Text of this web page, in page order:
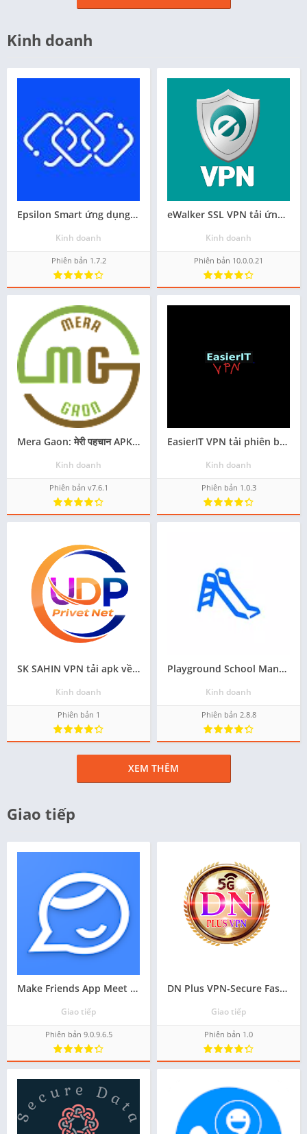
Kinh doanh
Epsilon Smart ứng dụng hay cho android - Tải về
Kinh doanh
Phiên bản 1.7.2
eWalker SSL VPN tải ứng dụng trên android
Kinh doanh
Phiên bản 10.0.0.21
Mera Gaon: मेरी पहचान APK cho Android - Tải về
Kinh doanh
Phiên bản v7.6.1
EasierIT VPN tải phiên bản android mới nhất
Kinh doanh
Phiên bản 1.0.3
SK SAHIN VPN tải apk về điện thoại
Kinh doanh
Phiên bản 1
Playground School Management ứng dụng apk cho android - Tải về
Kinh doanh
Phiên bản 2.8.8
XEM THÊM
Giao tiếp
Make Friends App Meet people ứng dụng apk hay cho android - Tải về
Giao tiếp
Phiên bản 9.0.9.6.5
DN Plus VPN-Secure Fast VPN tải ứng dụng apk cho android - Miễn phí
Giao tiếp
Phiên bản 1.0